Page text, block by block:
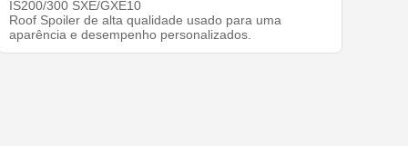
IS200/300 SXE/GXE10
Roof Spoiler de alta qualidade usado para uma
aparência e desempenho personalizados.